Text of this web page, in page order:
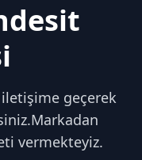
geçerek
vermekteyiz.